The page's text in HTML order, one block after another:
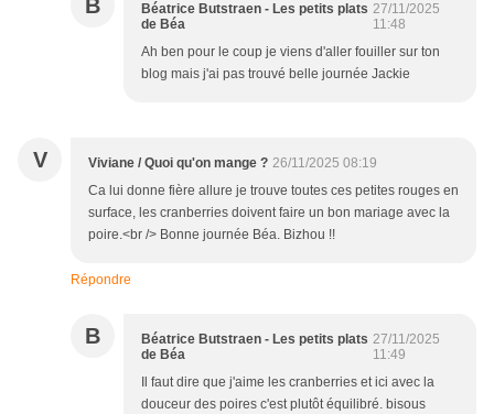
B
Béatrice Butstraen - Les petits plats
de Béa
27/11/2025
11:48
Ah ben pour le coup je viens d'aller fouiller sur ton
blog mais j'ai pas trouvé belle journée Jackie
V Viviane / Quoi qu'on mange ? 26/11/2025 08:19
Ca lui donne fière allure je trouve toutes ces petites rouges en
surface, les cranberries doivent faire un bon mariage avec la
poire.<br /> Bonne journée Béa. Bizhou !!
Répondre
B
Béatrice Butstraen - Les petits plats
de Béa
27/11/2025
11:49
Il faut dire que j'aime les cranberries et ici avec la
douceur des poires c'est plutôt équilibré. bisous